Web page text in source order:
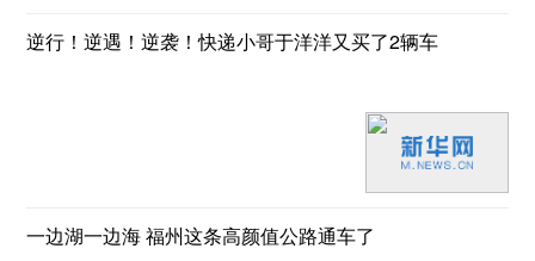
逆行！逆遇！逆袭！快递小哥于洋洋又买了2辆车
一边湖一边海 福州这条高颜值公路通车了